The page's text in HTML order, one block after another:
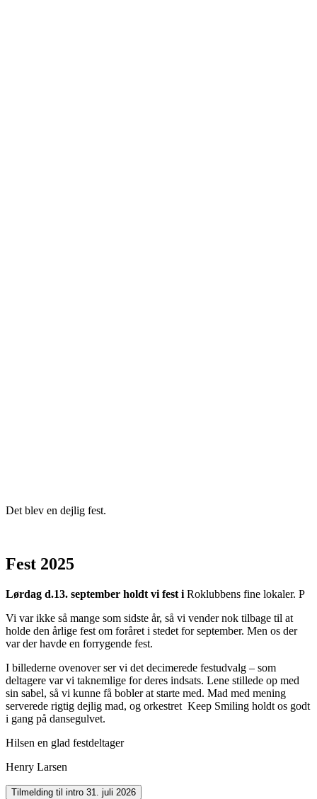
Det blev en dejlig fest.
Fest 2025
Lørdag d.13. september holdt vi fest i Roklubbens fine lokaler. P
Vi var ikke så mange som sidste år, så vi vender nok tilbage til at
holde den årlige fest om foråret i stedet for september. Men os der
var der havde en forrygende fest.
I billederne ovenover ser vi det decimerede festudvalg – som
deltagere var vi taknemlige for deres indsats. Lene stillede op med
sin sabel, så vi kunne få bobler at starte med. Mad med mening
serverede rigtig dejlig mad, og orkestret Keep Smiling holdt os godt
i gang på dansegulvet.
Hilsen en glad festdeltager
Henry Larsen